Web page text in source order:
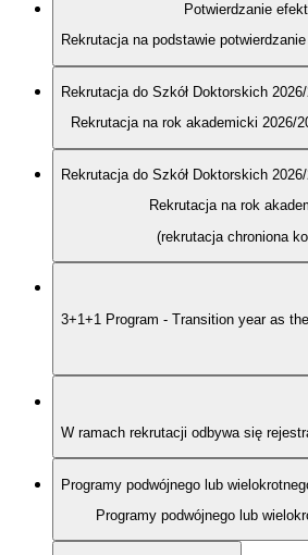
Potwierdzanie
Rekrutacja na podstawie
Rekrutacja do Szkół Doktorskich
Rekrutacja na rok akademicki 2026/
Rekrutacja do Szkół Doktorskich
Rekrutacja na rok
(rekrutacja chroniona
3+1+1 Program - Transition year as
W ramach rekrutacji odbywa się
Programy podwójnego lub
Programy podwójnego lub